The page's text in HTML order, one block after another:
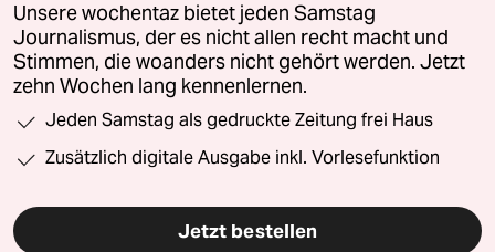
Unsere wochentaz bietet jeden Samstag
Journalismus, der es nicht allen recht macht und
Stimmen, die woanders nicht gehört werden. Jetzt
zehn Wochen lang kennenlernen.
Jeden Samstag als gedruckte Zeitung frei Haus
Zusätzlich digitale Ausgabe inkl. Vorlesefunktion
Jetzt bestellen